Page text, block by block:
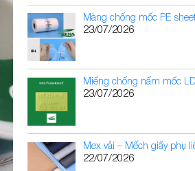
Màng chống mốc PE
23/07/2026
Miếng chống nấm mốc
23/07/2026
Mex vải – Mếch giấy phụ
22/07/2026